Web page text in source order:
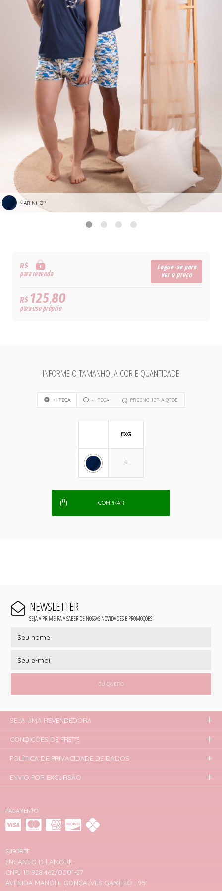
MARINHO**
R$
para revenda
Logue-se para
ver o preço
R$125,80
para uso próprio
INFORME O TAMANHO, A COR E QUANTIDADE
+1 PEÇA -1 PEÇA PREENCHER A QTDE
EXG
COMPRAR
NEWSLETTER
SEJA A PRIMEIRA A SABER DE NOSSAS NOVIDADES E PROMOÇÕES!
EU QUERO
PAGAMENTO
SUPORTE
ENCANTO D LAMORE
CNPJ 10.928.462/0001-27
AVENIDA MANOEL GONÇALVES GAMERO , 95
SEJA UMA REVENDEDORA
CONDIÇÕES DE FRETE
POLÍTICA DE PRIVACIDADE DE DADOS
ENVIO POR EXCURSÃO